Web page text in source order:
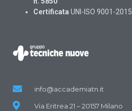
Certificata UNI-ISO 9001-2015
info@accademiatn.it
Via Eritrea 21 – 20157 Milano